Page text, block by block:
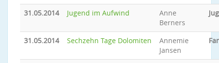
31.05.2014 Jugend im Aufwind
Anne
Berners
31.05.2014 Sechzehn Tage Dolomiten
Annemie
Jansen